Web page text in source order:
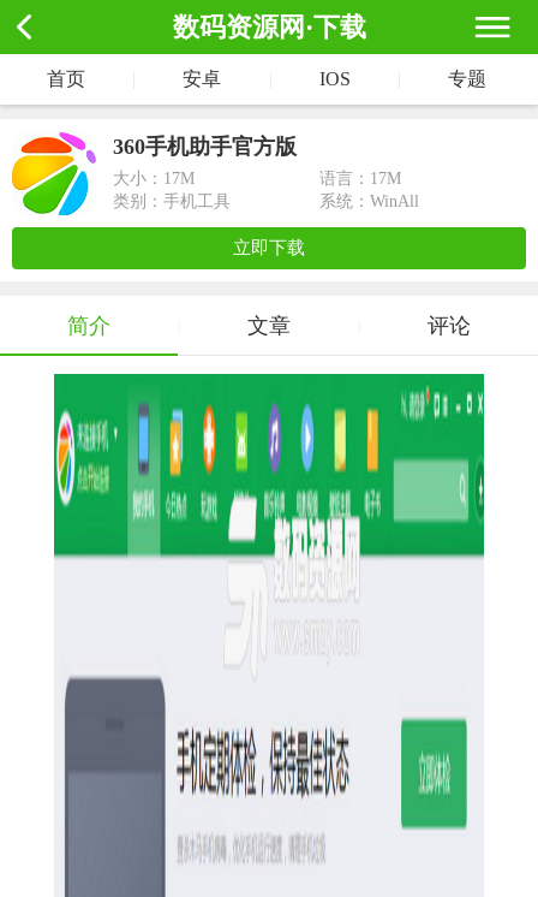
数码资源网·下载
首页 安卓 IOS 专题
360手机助手官方版
大小： 17M
语言：17M
类别：手机工具
系统：WinAll
立即下载
简介 文章 评论